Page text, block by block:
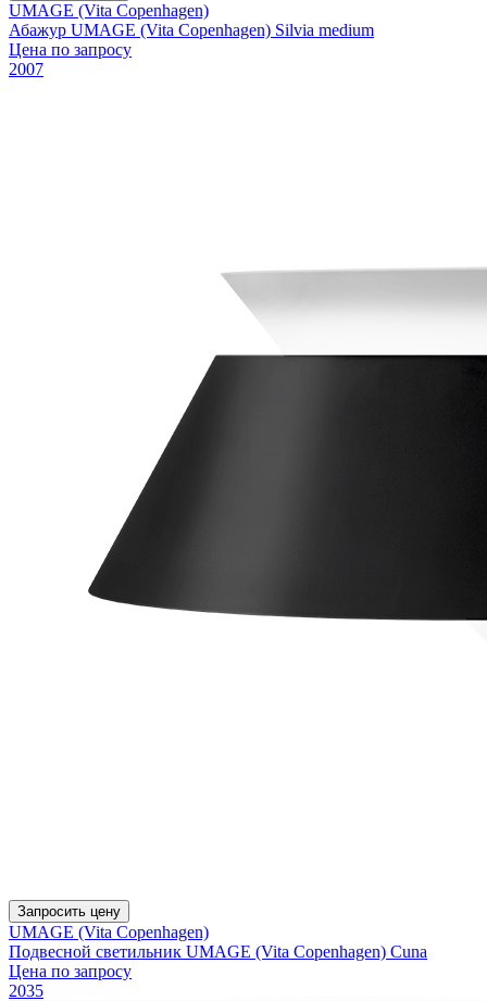
UMAGE (Vita Copenhagen)
Абажур UMAGE (Vita Copenhagen) Silvia medium
Цена по запросу
2007
Запросить цену
UMAGE (Vita Copenhagen)
Подвесной светильник UMAGE (Vita Copenhagen) Cuna
Цена по запросу
2035